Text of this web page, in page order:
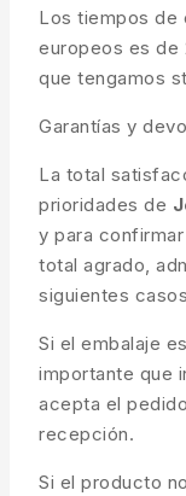
Los tiempos de
europeos es de
que tengamos
Garantías y
La total
prioridades de
y para
total agrado,
siguientes
Si el embalaje
importante que
acepta el
recepción.
Si el producto